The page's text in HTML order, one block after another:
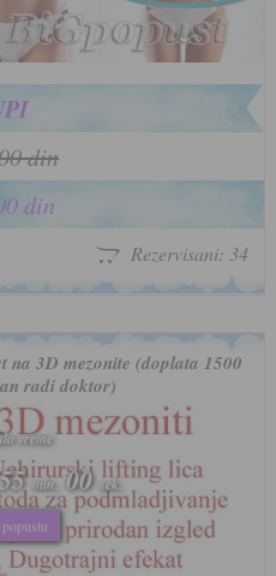
din
din
Rezervisani: 34
na 3D mezonite (doplata 1500
radi doktor)
vreme
min. 57 sek.
vreme
min. 57 sek.